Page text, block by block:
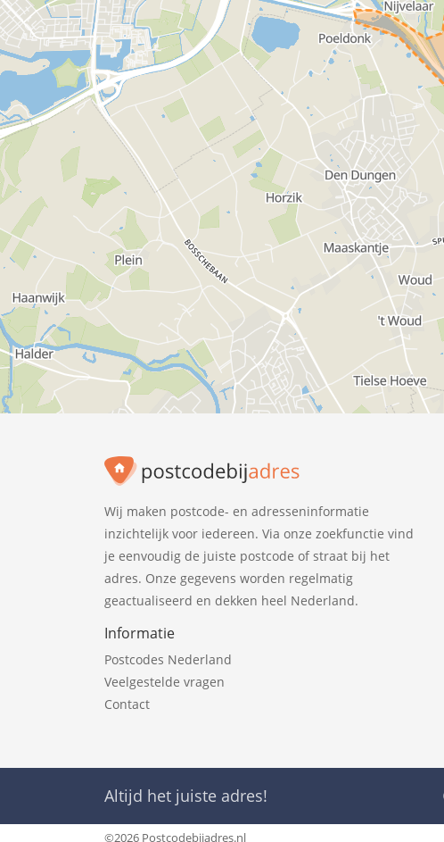
Wij maken postcode- en adresseninformatie
inzichtelijk voor iedereen. Via onze zoekfunctie vind
je eenvoudig de juiste postcode of straat bij het
adres. Onze gegevens worden regelmatig
geactualiseerd en dekken heel Nederland.
Informatie
Postcodes Nederland
Veelgestelde vragen
Contact
Altijd het juiste adres!
©2026 Postcodebijadres.nl